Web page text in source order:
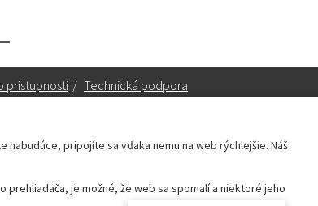
pripojíte sa vďaka nemu na web rýchlejšie. Náš
prehliadača, je možné, že web sa spomalí a niektoré jeho
prístupnosti / Technická podpora
Primátorka:primatorka@leopoldov.sk